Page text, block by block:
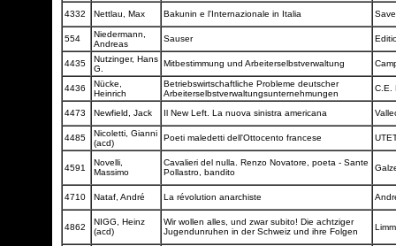
4332
Nettlau, Max Bakunin e l'Internazionale in Italia
554
Niedermann,
Andreas
Sauser
4435
Nutzinger, Hans
G.
Mitbestimmung und Arbeiterselbstverwaltung
4436
Nücke,
Heinrich
Betriebswirtschaftliche Probleme deutscher
Arbeiterselbstverwaltungsunternehmungen
C.E.
4473 Newfield, Jack Il New Left. La nuova sinistra americana
4485
Nicoletti, Gianni
(acd)
Poeti maledetti dell'Ottocento francese
4591
Novelli,
Massimo
Cavalieri del nulla. Renzo Novatore, poeta - Sante
Pollastro, bandito
4710 Nataf, André La révolution anarchiste
4862
NIGG, Heinz
(acd)
Wir wollen alles, und zwar subito! Die achtziger
Jugendunruhen in der Schweiz und ihre Folgen